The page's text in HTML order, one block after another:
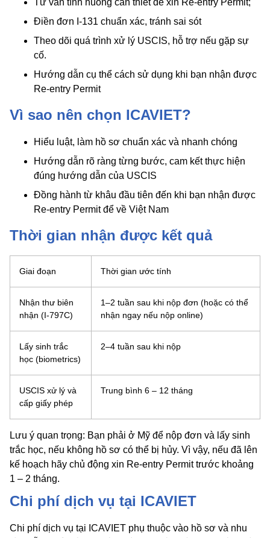
Tư vấn tình huống cần thiết để xin Re-entry Permit;
Điền đơn I-131 chuẩn xác, tránh sai sót
Theo dõi quá trình xử lý USCIS, hỗ trợ nếu gặp sự
cố.
Hướng dẫn cụ thể cách sử dụng khi bạn nhận được
Re-entry Permit
Vì sao nên chọn ICAVIET?
Hiểu luật, làm hồ sơ chuẩn xác và nhanh chóng
Hướng dẫn rõ ràng từng bước, cam kết thực hiện
đúng hướng dẫn của USCIS
Đồng hành từ khâu đầu tiên đến khi bạn nhận được
Re-entry Permit để về Việt Nam
Thời gian nhận được kết quả
Giai đoạn Thời gian ước tính
Nhận thư biên
nhận (I-797C)
1–2 tuần sau khi nộp đơn (hoặc có thể
nhận ngay nếu nộp online)
Lấy sinh trắc
học (biometrics)
2–4 tuần sau khi nộp
USCIS xử lý và
cấp giấy phép
Trung bình 6 – 12 tháng
Lưu ý quan trọng: Bạn phải ở Mỹ để nộp đơn và lấy sinh
trắc học, nếu không hồ sơ có thể bị hủy. Vì vậy, nếu đã lên
kế hoạch hãy chủ động xin Re-entry Permit trước khoảng
1 – 2 tháng.
Chi phí dịch vụ tại ICAVIET
Chi phí dịch vụ tại ICAVIET phụ thuộc vào hồ sơ và nhu